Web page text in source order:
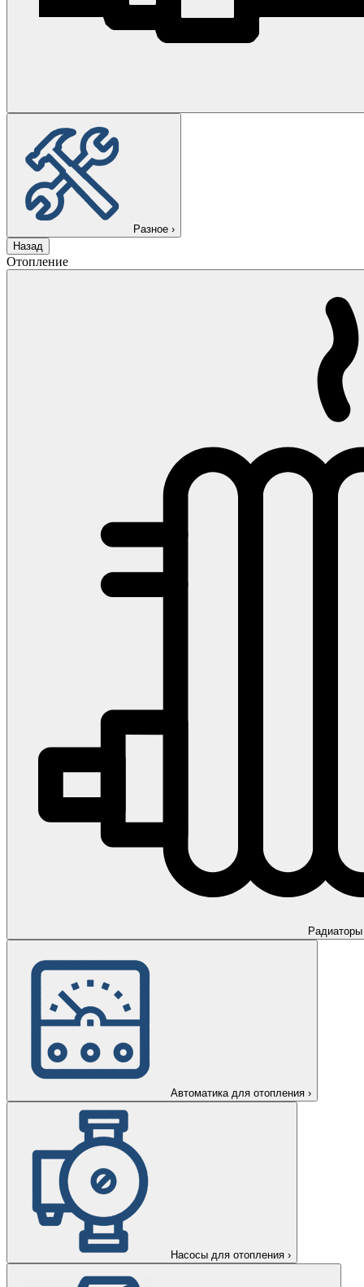
Разное ›
Назад
Отопление
Радиаторы
Автоматика для отопления ›
Насосы для отопления ›